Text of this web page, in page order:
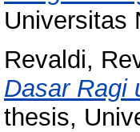
Universitas
Revaldi,
Dasar Ragi
thesis,